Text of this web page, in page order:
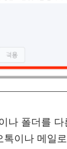
나 폴더를
이나 메일